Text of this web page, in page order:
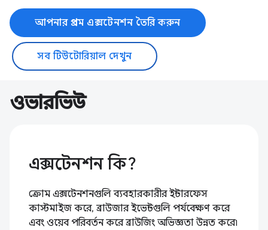
আপনার প্রথম এক্সটেনশন তৈরি করুন
সব টিউটোরিয়াল দেখুন
ওভারভিউ
এক্সটেনশন কি?
ক্রোম এক্সটেনশনগুলি ব্যবহারকারীর ইন্টারফেস
কাস্টমাইজ করে, ব্রাউজার ইভেন্টগুলি পর্যবেক্ষণ করে
এবং ওয়েব পরিবর্তন করে ব্রাউজিং অভিজ্ঞতা উন্নত করে৷